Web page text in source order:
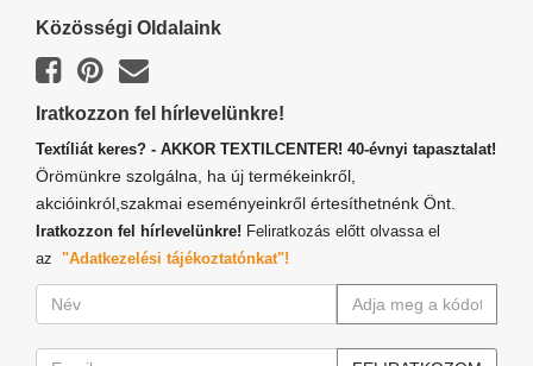
Közösségi Oldalaink
Iratkozzon fel hírlevelünkre!
Textíliát keres? - AKKOR TEXTILCENTER! 40-évnyi tapasztalat!
Örömünkre szolgálna, ha új termékeinkről,
akcióinkról,szakmai eseményeinkről értesíthetnénk Önt.
Iratkozzon fel hírlevelünkre! Feliratkozás előtt olvassa el
az "Adatkezelési tájékoztatónkat"!